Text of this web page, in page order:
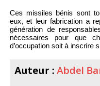
Ces missiles bénis sont
eux, et leur fabrication a
génération de
nécessaires pour que
d’occupation soit à inscrire
Auteur : Abdel